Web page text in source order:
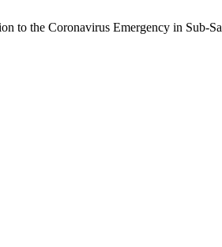
to the Coronavirus Emergency in Sub-